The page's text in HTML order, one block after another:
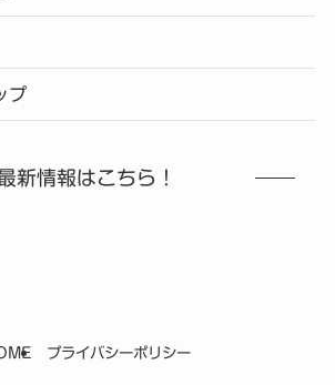
プ
新情報はこちら！
プライバシーポリシー